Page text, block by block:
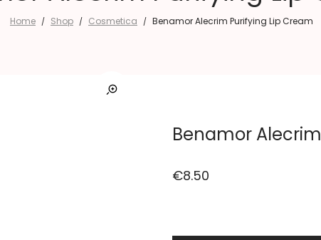
Home / Shop / Cosmetica / Benamor Alecrim Purifying Lip Cream
Benamor
€8.50